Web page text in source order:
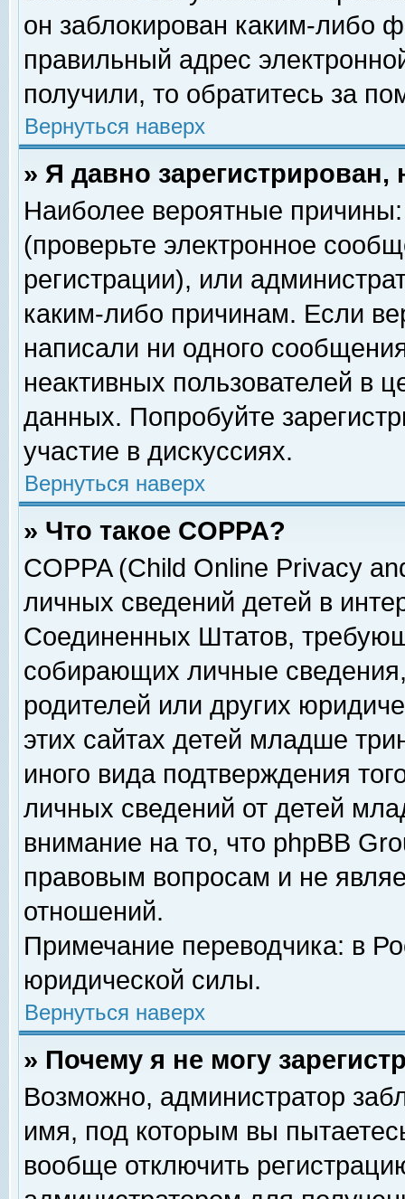
он заблокирован каким-либо
правильный адрес
получили, то обратитесь за
Вернуться наверх
» Я давно
Наиболее вероятные
(проверьте электронное
регистрации), или
каким-либо причинам. Если
написали ни одного
неактивных пользователей в
данных. Попробуйте
участие в дискуссиях.
Вернуться наверх
» Что такое COPPA?
COPPA (Child Online Privacy
личных сведений детей в
Соединенных Штатов,
собирающих личные
родителей или других
этих сайтах детей младше
иного вида подтверждения
личных сведений от детей
внимание на то, что phpBB
правовым вопросам и не
отношений.
Примечание переводчика: в
юридической силы.
Вернуться наверх
» Почему я не могу
Возможно, администратор
имя, под которым вы
вообще отключить